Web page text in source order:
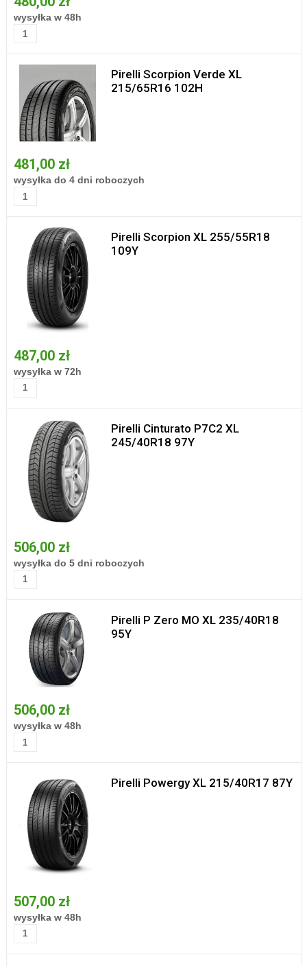
wysyłka w 48h
Pirelli Scorpion Verde XL
215/65R16 102H
481,00 zł
wysyłka do 4 dni roboczych
Pirelli Scorpion XL 255/55R18
109Y
487,00 zł
wysyłka w 72h
Pirelli Cinturato P7C2 XL
245/40R18 97Y
506,00 zł
wysyłka do 5 dni roboczych
Pirelli P Zero MO XL 235/40R18
95Y
506,00 zł
wysyłka w 48h
Pirelli Powergy XL 215/40R17 87Y
507,00 zł
wysyłka w 48h